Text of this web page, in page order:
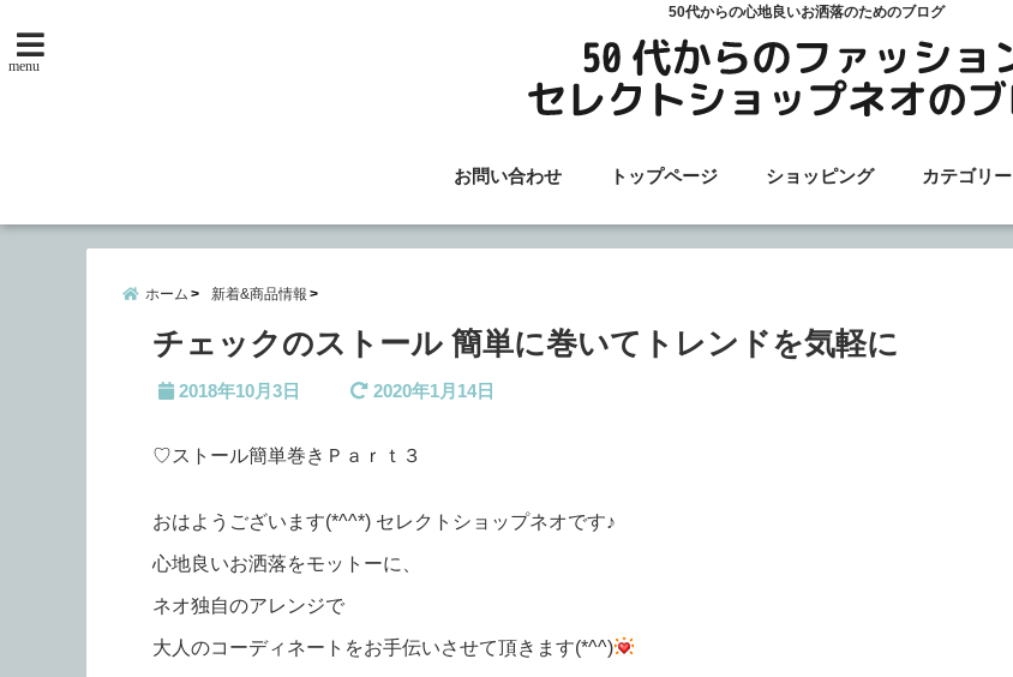
50代からの心地良いお洒落のためのブログ
menu
お問い合わせ トップページ ショッピング カテゴリー
ホーム 新着&商品情報
チェックのストール 簡単に巻いてトレンドを気軽に
2018年10月3日 2020年1月14日
♡ストール簡単巻きＰａｒｔ３
おはようございます(*^^*) セレクトショップネオです♪
心地良いお洒落をモットーに、
ネオ独自のアレンジで
大人のコーディネートをお手伝いさせて頂きます(*^^)